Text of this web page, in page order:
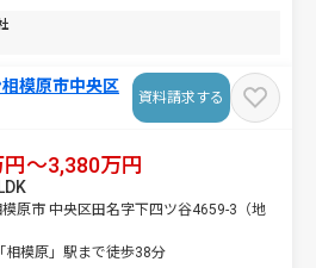
模原市中央区
資料請求する
～3,380万円
原市 中央区田名字下四ツ谷4659-3（地
相模原」駅まで徒歩38分